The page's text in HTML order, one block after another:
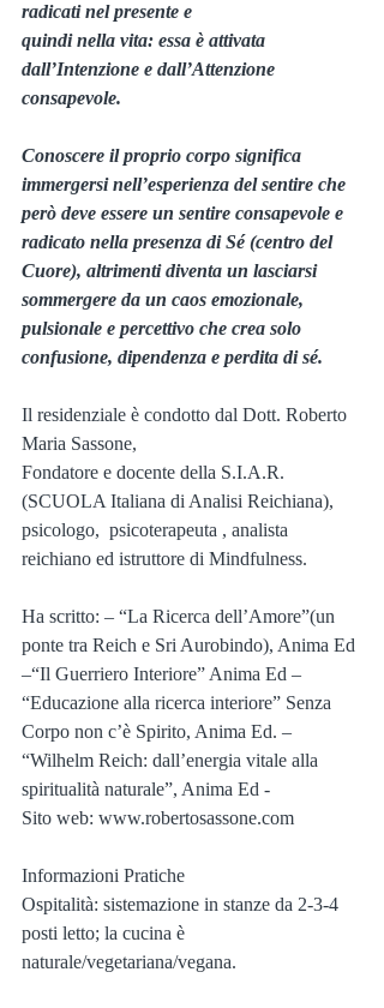
radicati nel presente e
quindi nella vita: essa è attivata
dall’Intenzione e dall’Attenzione
consapevole.
Conoscere il proprio corpo significa
immergersi nell’esperienza del sentire che
però deve essere un sentire consapevole e
radicato nella presenza di Sé (centro del
Cuore), altrimenti diventa un lasciarsi
sommergere da un caos emozionale,
pulsionale e percettivo che crea solo
confusione, dipendenza e perdita di sé.
Il residenziale è condotto dal Dott. Roberto
Maria Sassone,
Fondatore e docente della S.I.A.R.
(SCUOLA Italiana di Analisi Reichiana),
psicologo,  psicoterapeuta , analista
reichiano ed istruttore di Mindfulness.
Ha scritto: – “La Ricerca dell’Amore”(un
ponte tra Reich e Sri Aurobindo), Anima Ed
–“Il Guerriero Interiore” Anima Ed –
“Educazione alla ricerca interiore” Senza
Corpo non c’è Spirito, Anima Ed. –
“Wilhelm Reich: dall’energia vitale alla
spiritualità naturale”, Anima Ed -
Sito web: www.robertosassone.com
Informazioni Pratiche
Ospitalità: sistemazione in stanze da 2-3-4
posti letto; la cucina è
naturale/vegetariana/vegana.